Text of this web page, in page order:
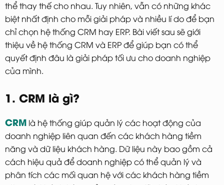
thể thay thế cho nhau. Tuy nhiên, vẫn có những khác
biệt nhất định cho mỗi giải pháp và nhiều lí do để bạn
chỉ chọn hệ thống CRM hay ERP. Bài viết sau sẽ giới
thiệu về hệ thống CRM và ERP để giúp bạn có thể
quyết định đâu là giải pháp tối ưu cho doanh nghiệp
của mình.
1. CRM là gì?
CRM là hệ thống giúp quản lý các hoạt động của
doanh nghiệp liên quan đến các khách hàng tiềm
năng và dữ liệu khách hàng. Dữ liệu này bao gồm cả
cách hiệu quả để doanh nghiệp có thể quản lý và
phân tích các mối quan hệ với các khách hàng tiềm